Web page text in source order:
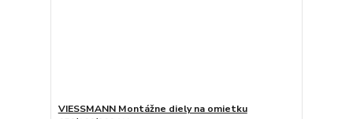
VIESSMANN Montážne diely na omietku